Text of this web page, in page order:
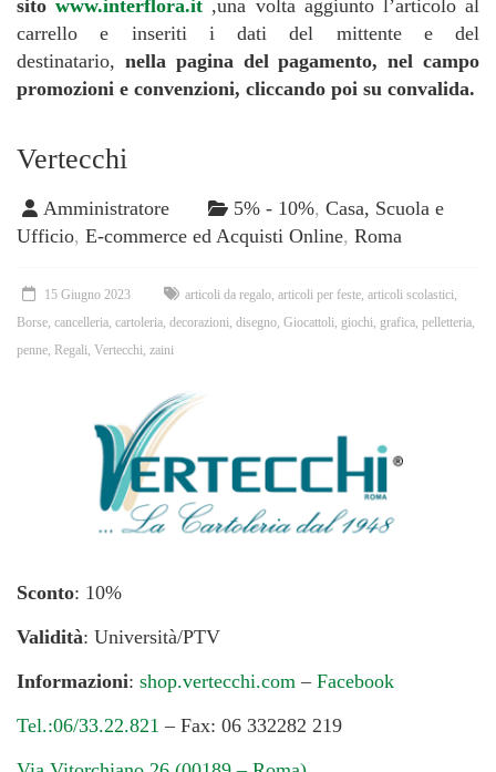
sito www.interflora.it ,una volta aggiunto l’articolo al
carrello e inseriti i dati del mittente e del
destinatario, nella pagina del pagamento, nel campo
promozioni e convenzioni, cliccando poi su convalida.
Vertecchi
Amministratore 5% - 10%, Casa, Scuola e
Ufficio, E-commerce ed Acquisti Online, Roma
15 Giugno 2023 articoli da regalo, articoli per feste, articoli scolastici,
Borse, cancelleria, cartoleria, decorazioni, disegno, Giocattoli, giochi, grafica, pelletteria,
penne, Regali, Vertecchi, zaini
Sconto: 10%
Validità: Università/PTV
Informazioni: shop.vertecchi.com – Facebook
Tel.:06/33.22.821 – Fax: 06 332282 219